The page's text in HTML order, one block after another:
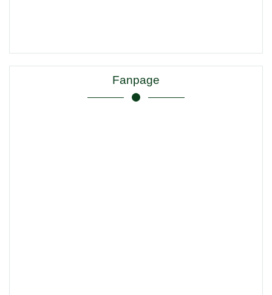
Fanpage